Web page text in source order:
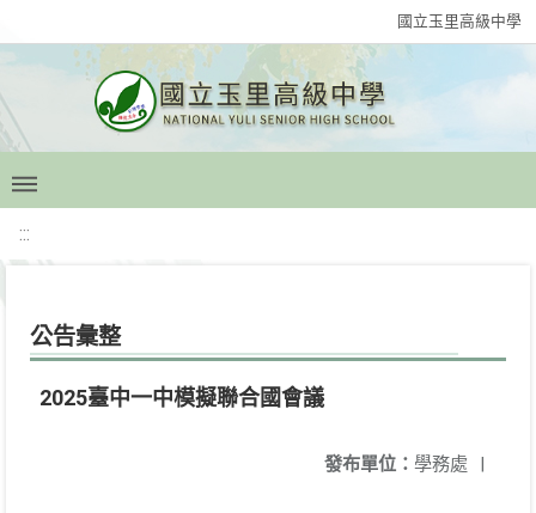
國立玉里高級中學
:::
公告彙整
2025臺中一中模擬聯合國會議
發布單位： 學務處 |